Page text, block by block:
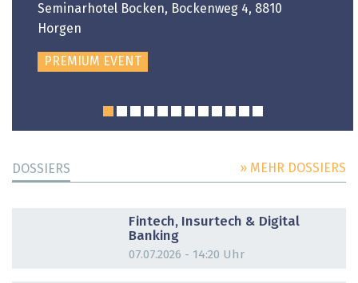
Seminarhotel Bocken, Bockenweg 4, 8810
Horgen
PREMIUM EVENT
DOSSIERS » MEHR DOSSIERS
Fintech, Insurtech & Digital
Banking
07.07.2026 - 14:20 Uhr